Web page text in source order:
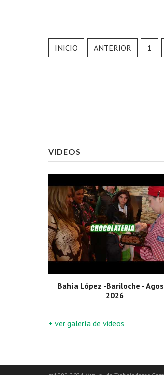
INICIO ANTERIOR 1
VIDEOS
Bahía López -Bariloche -
2026
+ ver galería de videos